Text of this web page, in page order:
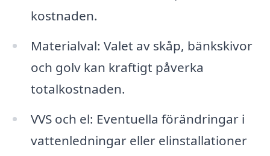
kostnaden.
Materialval: Valet av skåp, bänkskivor
och golv kan kraftigt påverka
totalkostnaden.
VVS och el: Eventuella förändringar i
vattenledningar eller elinstallationer